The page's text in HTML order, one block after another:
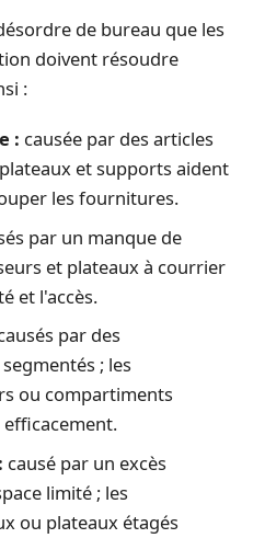
de bureau que les
doivent résoudre
:
: causée par des articles
et supports aident
les fournitures.
par un manque de
et plateaux à courrier
et l'accès.
par des
; les
ou compartiments
causé par un excès
limité ; les
ou plateaux étagés